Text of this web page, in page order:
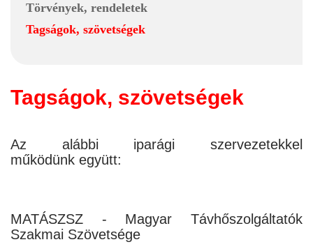
Törvények, rendeletek
Tagságok, szövetségek
Tagságok, szövetségek
Az alábbi iparági szervezetekkel
működünk együtt:
MATÁSZSZ - Magyar Távhőszolgáltatók
Szakmai Szövetsége